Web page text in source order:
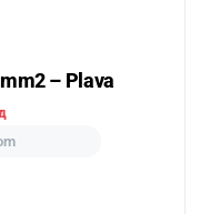
– Plava